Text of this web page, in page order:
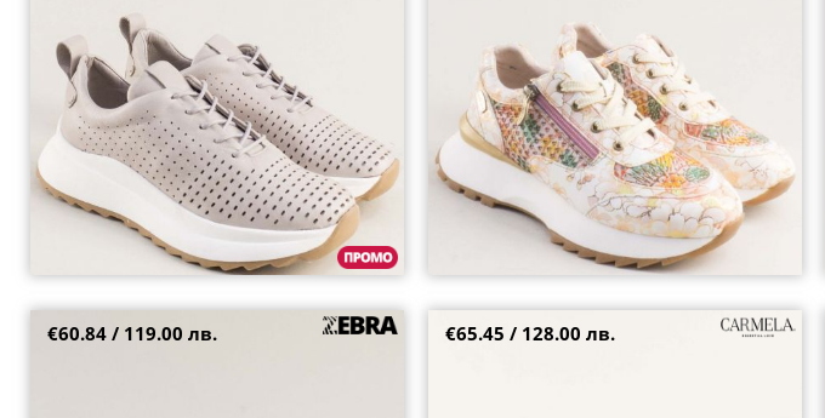
Бежови дамски сникърси със златисти
€60.84 / 119.00 лв.
Дамски кожени сникърси CARMELA в кавяв
€65.45 / 128.00 лв.